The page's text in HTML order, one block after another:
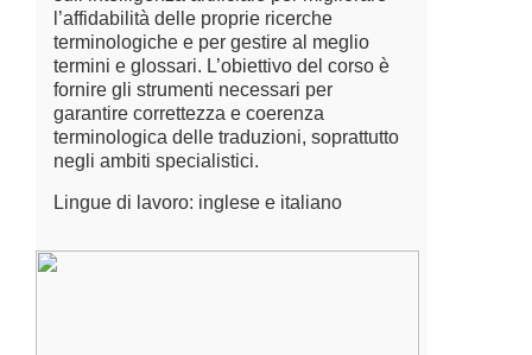
l’affidabilità delle proprie ricerche
terminologiche e per gestire al meglio
termini e glossari. L’obiettivo del corso è
fornire gli strumenti necessari per
garantire correttezza e coerenza
terminologica delle traduzioni, soprattutto
negli ambiti specialistici.
Lingue di lavoro: inglese e italiano